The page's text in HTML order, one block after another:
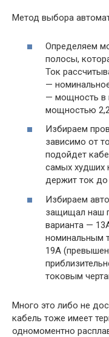
Метод выбора
Определяем
полосы,
Ток
—
— мощность в
мощностью
Избираем
зависимо от
подойдет
самых худших
держит ток до
Избираем
защищал наш
варианта —
номинальным
19А
токовым
Много это либо не
кабель тоже имеет
одномоментно